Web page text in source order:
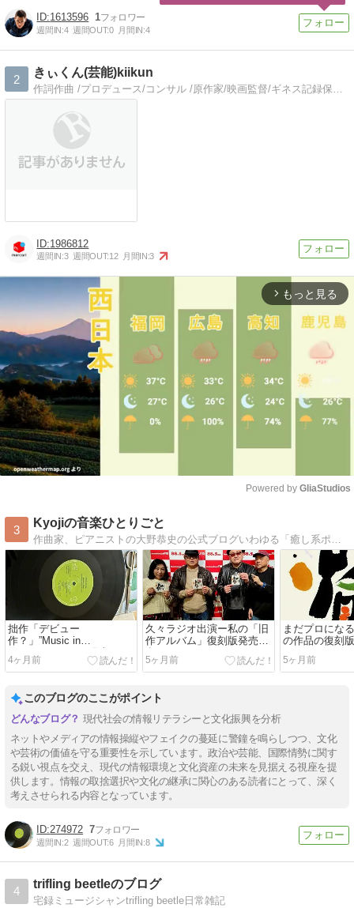
1613596 1
週間IN:4 週間OUT:0 月間IN:4
2
きぃくん(芸能)kiikun
1986812
週間IN:3 週間OUT:12 月間IN:3
arrow_forward_ios もっと見る
Powered by GliaStudios
3
Kyojiの音楽ひとりごと
拙作「デビュー
作？」”Music in
DNA”LP（Vynil）発売
4ヶ月前
久々ラジオ出演ー私の「旧
作アルバム」復刻版発売に
合せて
5ヶ月前
まだプロにな
の作品の復刻
DNA" が3月
約受付中!!
5ヶ月前
このブログのここがポイント
現代社会の情報リテラシーと文化振興を分析
ネットやメディアの情報操縦やフェイクの蔓延に警鐘を鳴らしつつ、文化
や芸術の価値を守る重要性を示しています。政治や芸能、国際情勢に関す
る鋭い視点を交え、現代の情報環境と文化資産の未来を見据える視座を提
供します。情報の取捨選択や文化の継承に関心のある読者にとって、深く
考えさせられる内容となっています。
274972 7
週間IN:2 週間OUT:6 月間IN:8
4
trifling beetleのブログ
宅録ミュージシャンtrifling beetle日常雑記